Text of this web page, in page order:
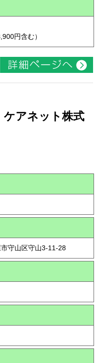
円含む）
ケアネット株式
守山区守山3-11-28